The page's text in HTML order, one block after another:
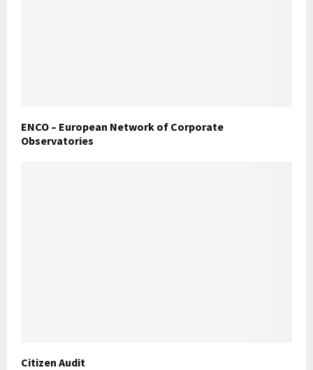
ENCO – European Network of Corporate
Observatories
Citizen Audit